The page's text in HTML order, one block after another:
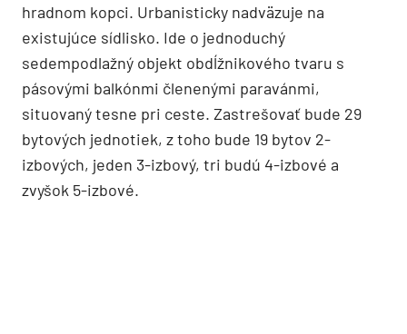
hradnom kopci. Urbanisticky nadväzuje na
existujúce sídlisko. Ide o jednoduchý
sedempodlažný objekt obdĺžnikového tvaru s
pásovými balkónmi členenými paravánmi,
situovaný tesne pri ceste. Zastrešovať bude 29
bytových jednotiek, z toho bude 19 bytov 2-
izbových, jeden 3-izbový, tri budú 4-izbové a
zvyšok 5-izbové.